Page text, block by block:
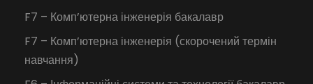
F7 – Комп’ютерна інженерія бакалавр
F7 – Комп’ютерна інженерія (скорочений термін
навчання)